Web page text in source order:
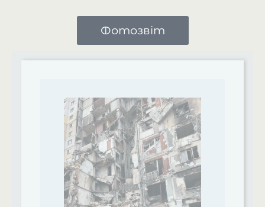
Фотозвіт